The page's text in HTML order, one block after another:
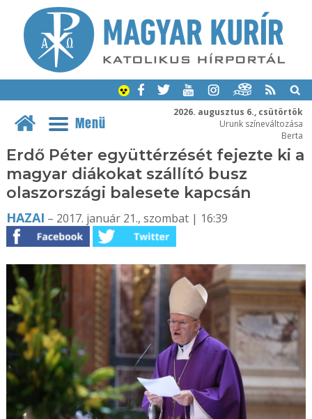
2026. augusztus 6., csütörtök
Urunk színeváltozása
Berta
Menü
Erdő Péter együttérzését fejezte ki a
magyar diákokat szállító busz
olaszországi balesete kapcsán
HAZAI – 2017. január 21., szombat | 16:39